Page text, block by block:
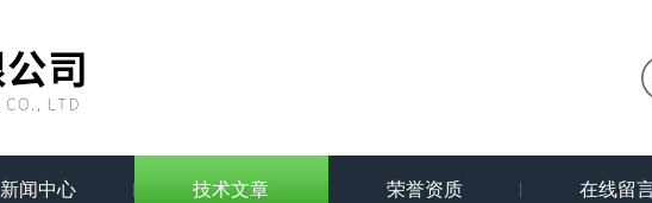
新闻中心 技术文章 荣誉资质 在线留